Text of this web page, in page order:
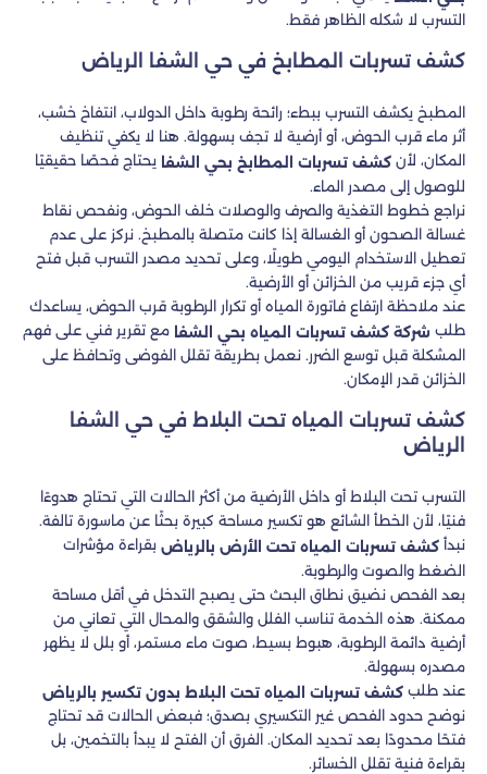
التسرب لا شكله الظاهر فقط.
كشف تسربات المطابخ في حي الشفا الرياض
المطبخ يكشف التسرب ببطء؛ رائحة رطوبة داخل الدولاب، انتفاخ خشب،
أثر ماء قرب الحوض، أو أرضية لا تجف بسهولة. هنا لا يكفي تنظيف
المكان، لأن كشف تسربات المطابخ بحي الشفا يحتاج فحصًا حقيقيًا
للوصول إلى مصدر الماء.
نراجع خطوط التغذية والصرف والوصلات خلف الحوض، ونفحص نقاط
غسالة الصحون أو الغسالة إذا كانت متصلة بالمطبخ. نركز على عدم
تعطيل الاستخدام اليومي طويلًا، وعلى تحديد مصدر التسرب قبل فتح
أي جزء قريب من الخزائن أو الأرضية.
عند ملاحظة ارتفاع فاتورة المياه أو تكرار الرطوبة قرب الحوض، يساعدك
طلب شركة كشف تسربات المياه بحي الشفا مع تقرير فني على فهم
المشكلة قبل توسع الضرر. نعمل بطريقة تقلل الفوضى وتحافظ على
الخزائن قدر الإمكان.
كشف تسربات المياه تحت البلاط في حي الشفا
الرياض
التسرب تحت البلاط أو داخل الأرضية من أكثر الحالات التي تحتاج هدوءًا
فنيًا، لأن الخطأ الشائع هو تكسير مساحة كبيرة بحثًا عن ماسورة تالفة.
نبدأ كشف تسربات المياه تحت الأرض بالرياض بقراءة مؤشرات
الضغط والصوت والرطوبة.
بعد الفحص نضيق نطاق البحث حتى يصبح التدخل في أقل مساحة
ممكنة. هذه الخدمة تناسب الفلل والشقق والمحال التي تعاني من
أرضية دائمة الرطوبة، هبوط بسيط، صوت ماء مستمر، أو بلل لا يظهر
مصدره بسهولة.
عند طلب كشف تسربات المياه تحت البلاط بدون تكسير بالرياض
نوضح حدود الفحص غير التكسيري بصدق؛ فبعض الحالات قد تحتاج
فتحًا محدودًا بعد تحديد المكان. الفرق أن الفتح لا يبدأ بالتخمين، بل
بقراءة فنية تقلل الخسائر.